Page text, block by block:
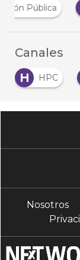
Pública
Canales
H
HPC
Nosotros